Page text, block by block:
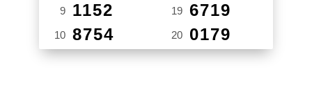
9 1152
10 8754
19 6719
20 0179